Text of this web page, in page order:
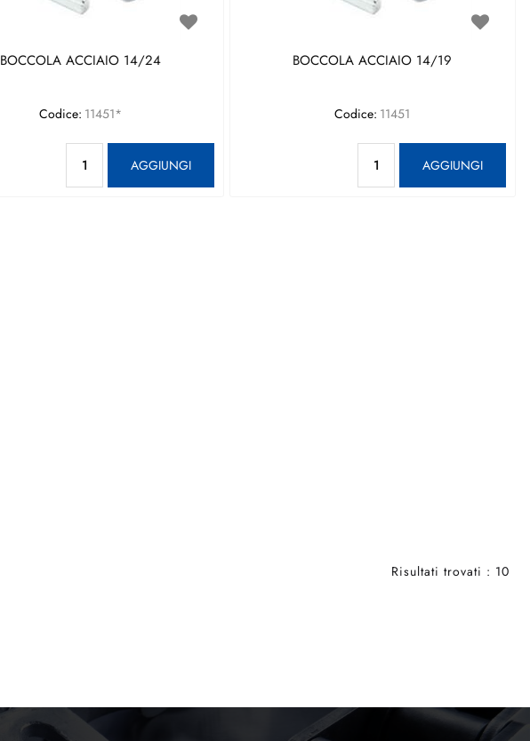
BOCCOLA ACCIAIO 14/24
Codice: 11451*
AGGIUNGI
BOCCOLA ACCIAIO 14/19
Codice: 11451
AGGIUNGI
Risultati trovati : 10